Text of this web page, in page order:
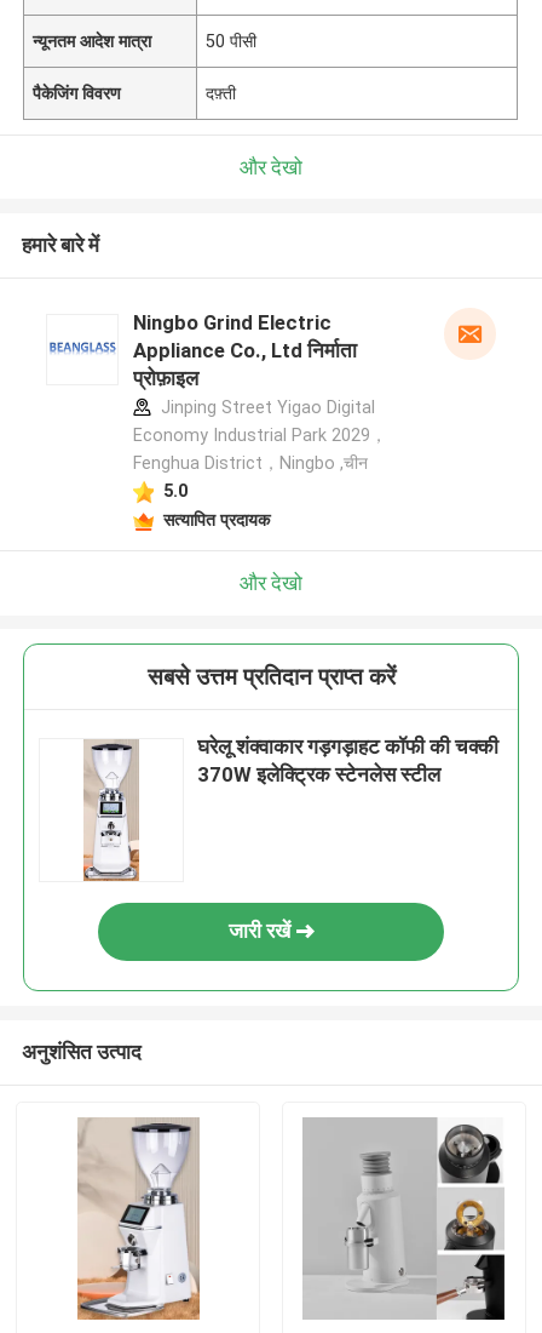
न्यूनतम आदेश मात्रा 50 पीसी
पैकेजिंग विवरण दफ़्ती
और देखो
हमारे बारे में
Ningbo Grind Electric
Appliance Co., Ltd निर्माता
प्रोफ़ाइल
Jinping Street Yigao Digital
Economy Industrial Park 2029，
Fenghua District，Ningbo ,चीन
5.0
सत्यापित प्रदायक
और देखो
सबसे उत्तम प्रतिदान प्राप्त करें
घरेलू शंक्वाकार गड़गड़ाहट कॉफी की चक्की
370W इलेक्ट्रिक स्टेनलेस स्टील
जारी रखें
अनुशंसित उत्पाद